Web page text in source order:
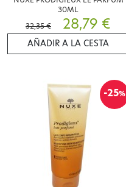
30ML
32,35 €
28,79 €
AÑADIR A LA CESTA
-25%